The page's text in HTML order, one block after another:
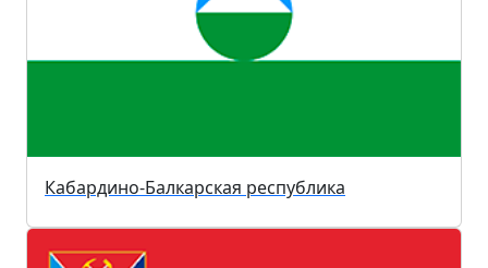
Кабардино-Балкарская республика